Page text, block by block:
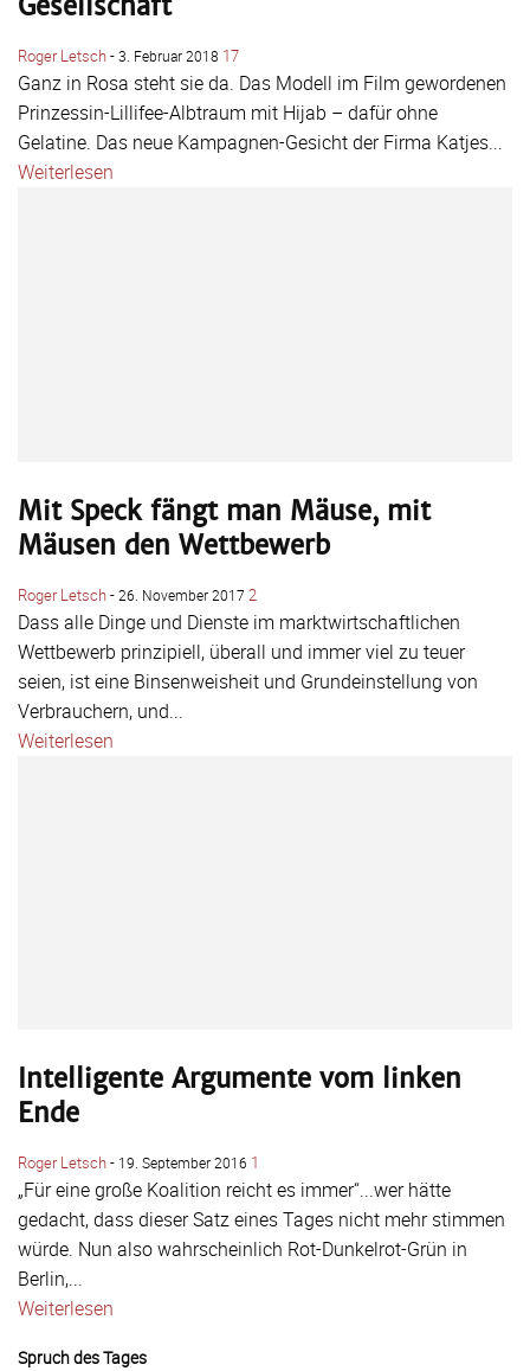
Roger Letsch-3. Februar 2018 17
Ganz in Rosa steht sie da. Das Modell im Film gewordenen
Prinzessin-Lillifee-Albtraum mit Hijab – dafür ohne
Gelatine. Das neue Kampagnen-Gesicht der Firma Katjes...
Weiterlesen
Mit Speck fängt man Mäuse, mit
Mäusen den Wettbewerb
Roger Letsch-26. November 2017 2
Dass alle Dinge und Dienste im marktwirtschaftlichen
Wettbewerb prinzipiell, überall und immer viel zu teuer
seien, ist eine Binsenweisheit und Grundeinstellung von
Verbrauchern, und...
Weiterlesen
Intelligente Argumente vom linken
Ende
Roger Letsch- 19. September 2016 1
„Für eine große Koalition reicht es immer“...wer hätte
gedacht, dass dieser Satz eines Tages nicht mehr stimmen
würde. Nun also wahrscheinlich Rot-Dunkelrot-Grün in
Berlin,...
Weiterlesen
Spruch des Tages